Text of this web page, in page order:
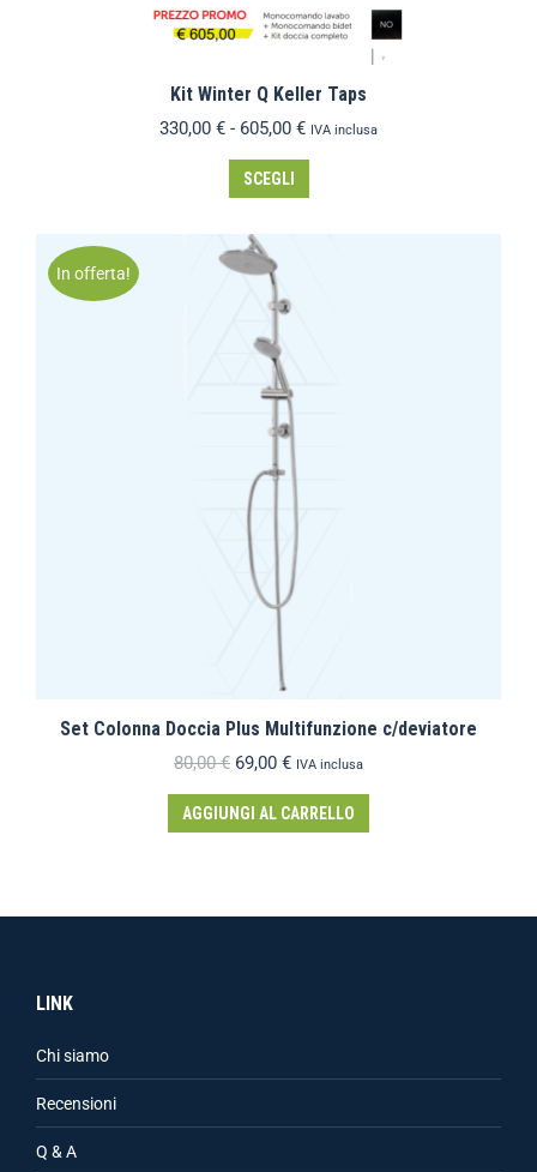
Kit Winter Q Keller Taps
330,00 € - 605,00 € IVA inclusa
SCEGLI
In offerta!
Set Colonna Doccia Plus Multifunzione c/deviatore
80,00€ 69,00 € IVA inclusa
AGGIUNGI AL CARRELLO
LINK
Chi siamo
Recensioni
Q & A